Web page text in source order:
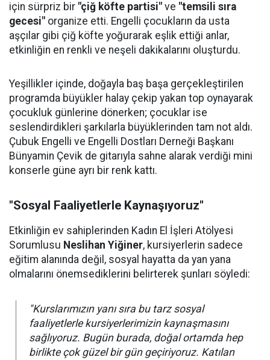
için sürpriz bir "çiğ köfte partisi" ve "temsili sıra
gecesi" organize etti. Engelli çocukların da usta
aşçılar gibi çiğ köfte yoğurarak eşlik ettiği anlar,
etkinliğin en renkli ve neşeli dakikalarını oluşturdu.
Yeşillikler içinde, doğayla baş başa gerçekleştirilen
programda büyükler halay çekip yakan top oynayarak
çocukluk günlerine dönerken; çocuklar ise
seslendirdikleri şarkılarla büyüklerinden tam not aldı.
Çubuk Engelli ve Engelli Dostları Derneği Başkanı
Bünyamin Çevik de gitarıyla sahne alarak verdiği mini
konserle güne ayrı bir renk kattı.
"Sosyal Faaliyetlerle Kaynaşıyoruz"
Etkinliğin ev sahiplerinden Kadın El İşleri Atölyesi
Sorumlusu Neslihan Yiğiner, kursiyerlerin sadece
eğitim alanında değil, sosyal hayatta da yan yana
olmalarını önemsediklerini belirterek şunları söyledi:
"Kurslarımızın yanı sıra bu tarz sosyal
faaliyetlerle kursiyerlerimizin kaynaşmasını
sağlıyoruz. Bugün burada, doğal ortamda hep
birlikte çok güzel bir gün geçiriyoruz. Katılan